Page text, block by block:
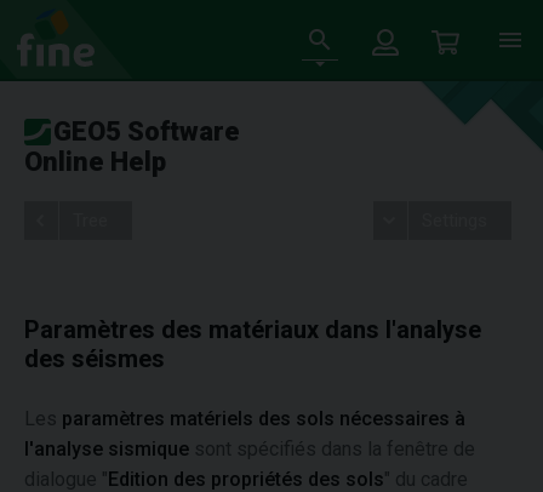
GEO5 Software
Online Help
Paramètres des matériaux dans l'analyse
des séismes
Les paramètres matériels des sols nécessaires à
l'analyse sismique sont spécifiés dans la fenêtre de
dialogue "Edition des propriétés des sols" du cadre